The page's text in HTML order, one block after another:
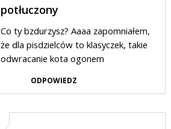
potłuczony
Co ty bzdurzysz? Aaaa zapomniałem,
że dla pisdzielców to klasyczek, takie
odwracanie kota ogonem
ODPOWIEDZ